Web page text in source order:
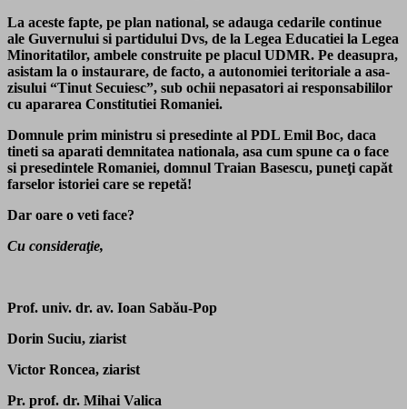
La aceste fapte, pe plan national, se adauga cedarile continue
ale Guvernului si partidului Dvs, de la Legea Educatiei la Legea
Minoritatilor, ambele construite pe placul UDMR. Pe deasupra,
asistam la o instaurare, de facto, a autonomiei teritoriale a asa-
zisului “Tinut Secuiesc”, sub ochii nepasatori ai responsabililor
cu apararea Constitutiei Romaniei.
Domnule prim ministru si presedinte al PDL Emil Boc, daca
tineti sa aparati demnitatea nationala, asa cum spune ca o face
si presedintele Romaniei, domnul Traian Basescu, puneţi capăt
farselor istoriei care se repetă!
Dar oare o veti face?
Cu consideraţie,
Prof. univ. dr. av. Ioan Sabău-Pop
Dorin Suciu, ziarist
Victor Roncea, ziarist
Pr. prof. dr. Mihai Valica